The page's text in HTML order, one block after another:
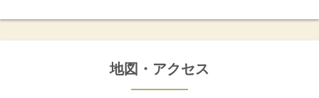
地図・アクセス